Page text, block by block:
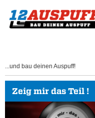
...und bau deinen Auspuff!
Zeig mir das Teil !